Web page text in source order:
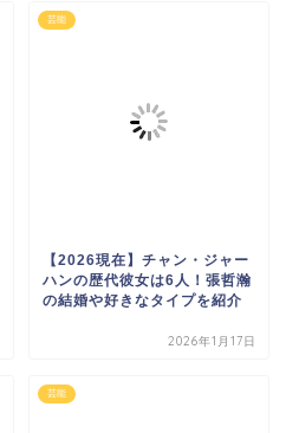
芸能
【2026現在】チャン・ジャー
ハンの歴代彼女は6人！張哲瀚
の結婚や好きなタイプを紹介
2026年1月17日
芸能